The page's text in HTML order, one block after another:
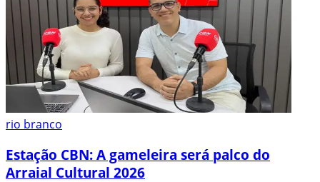
rio branco
Estação CBN: A gameleira será palco do
Arraial Cultural 2026